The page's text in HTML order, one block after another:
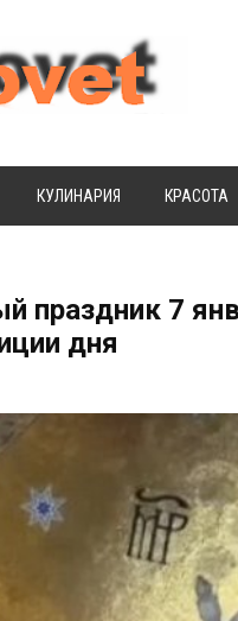
КУЛИНАРИЯ КРАСОТА
праздник 7
дня